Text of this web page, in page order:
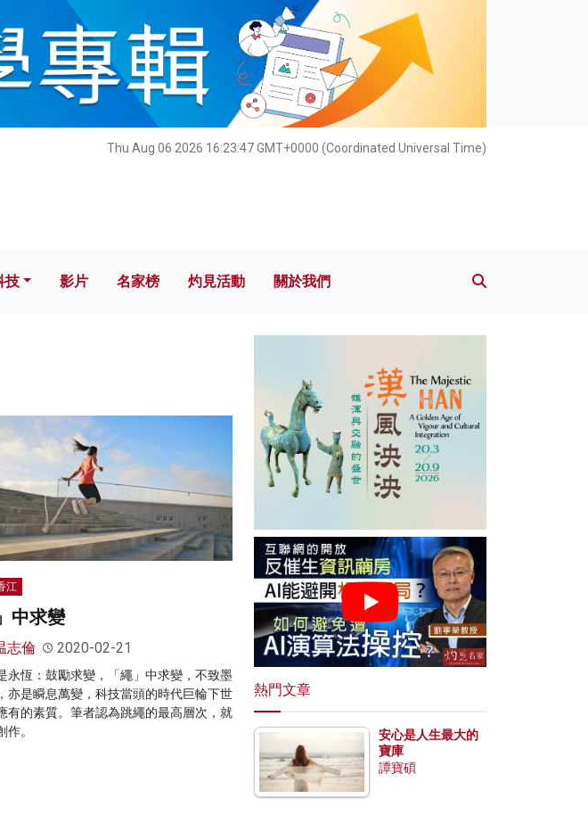
Thu Aug 06 2026 16:23:48 GMT+0000 (Coordinated Universal Time)
技 影片 名家榜 灼見活動 關於我們
技 影片 名家榜 灼見活動 關於我們
江
中求變
志倫 2020-02-21
永恆：鼓勵求變，「繩」中求變，不致墨
亦是瞬息萬變，科技當頭的時代巨輪下世
有的素質。筆者認為跳繩的最高層次，就
作。
熱門文章
安心是人生最大的
寶庫
譚寶碩